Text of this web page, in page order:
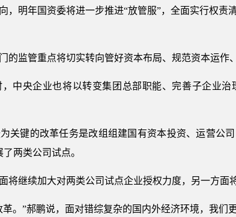
，明年国资委将进一步推进“放管服”，全面实行权责
的监管重点将切实转向管好资本布局、规范资本运作
中央企业也将以转变集团总部职能、完善子企业
关键的改革任务是改组组建国有资本投资、运营公
两类公司试点。
将继续加大对两类公司试点企业授权力度，另一方面
。”郝鹏说，面对错综复杂的国内外经济环境，我们